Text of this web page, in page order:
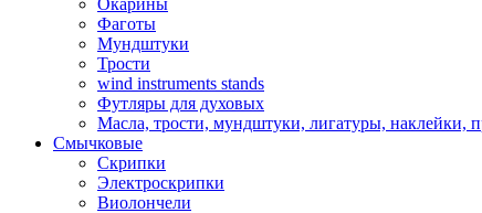
Окарины
Фаготы
Мундштуки
Трости
wind instruments stands
Футляры для духовых
Масла, трости, мундштуки, лигатуры, наклейки,
Смычковые
Скрипки
Электроскрипки
Виолончели